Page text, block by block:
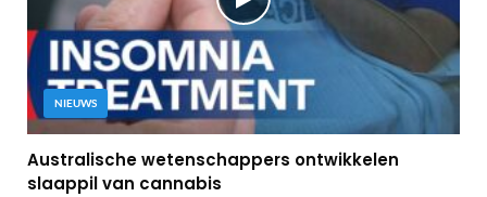
NIEUWS
Australische wetenschappers ontwikkelen
slaappil van cannabis